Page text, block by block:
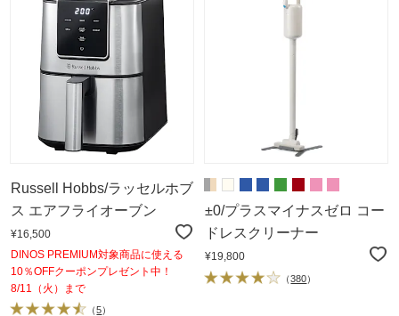
Russell Hobbs/ラッセルホブ
ス エアフライオーブン
¥16,500
DINOS PREMIUM対象商品に使える
10％OFFクーポンプレゼント中！
8/11（火）まで
（5）
±0/プラスマイナスゼロ コー
ドレスクリーナー
¥19,800
（380）